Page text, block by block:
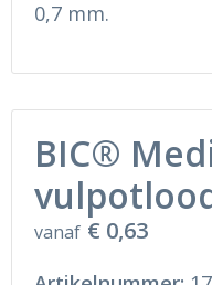
Ondergoed en Sokken
Schoenen
Hoofdbescherming
Sokken en
Gilets
0,7 mm.
BIC®
vanaf € 0,63